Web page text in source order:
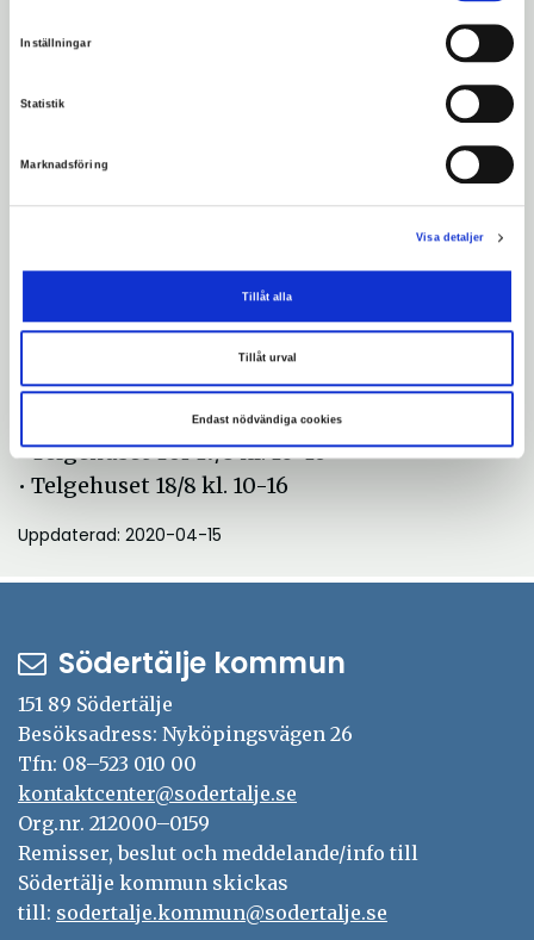
Inställningar
Statistik
Marknadsföring
Visa detaljer
Tillåt alla
Tillåt urval
Endast nödvändiga cookies
• Stålhamraskolan i Saltskog Ons 9/8 kl.
• Västergård, vid Ica Jätten Fre 11/8 kl. 10.00
• Ronna spontanidrottsplats Mån 14/8 kl.
14.00
• Brunnsängskolan Tis 15/8 kl. 10.00
• Fornbacka fritidsgård Tis 15/8 kl. 14.00
• Telgehuset Ons 16/8 kl. 10-16
• Telgehuset Tor 17/8 kl. 10-16
• Telgehuset 18/8 kl. 10-16
Uppdaterad: 2020-04-15
Södertälje kommun
151 89 Södertälje
Besöksadress: Nyköpingsvägen 26
Tfn: 08–523 010 00
kontaktcenter@sodertalje.se
Org.nr. 212000–0159
Remisser, beslut och meddelande/info till
Södertälje kommun skickas
till: sodertalje.kommun@sodertalje.se